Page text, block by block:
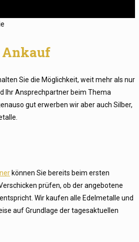
Ankauf
Sie die Möglichkeit, weit mehr als nur
Ihr Ansprechpartner beim Thema
gut erwerben wir aber auch Silber,
können Sie bereits beim ersten
prüfen, ob der angebotene
Wir kaufen alle Edelmetalle und
auf Grundlage der tagesaktuellen